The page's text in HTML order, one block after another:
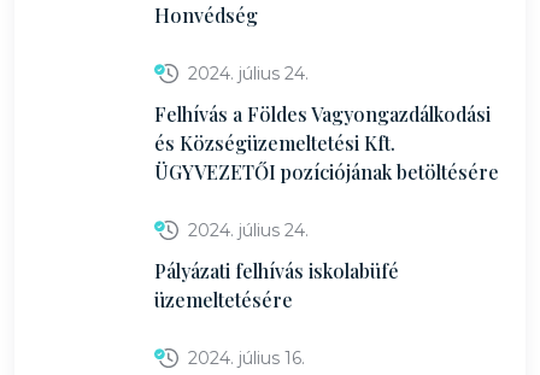
Honvédség
2024. július 24.
Felhívás a Földes Vagyongazdálkodási
és Községüzemeltetési Kft.
ÜGYVEZETŐI pozíciójának betöltésére
2024. július 24.
Pályázati felhívás iskolabüfé
üzemeltetésére
2024. július 16.